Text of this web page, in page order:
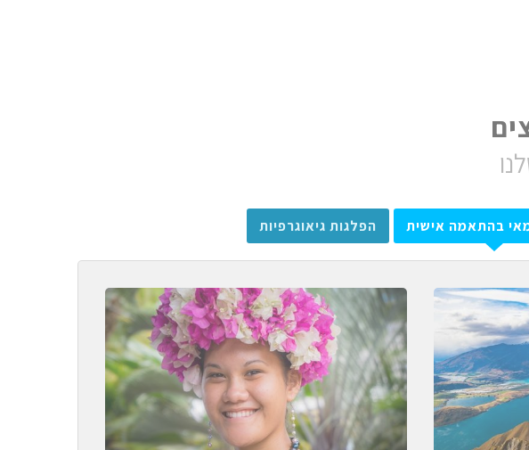
בהתאמה אישית הפלגות גיאוגרפיות